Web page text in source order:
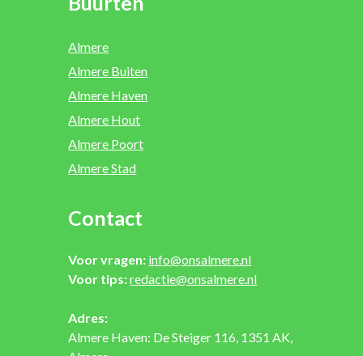
Almere
Almere Buiten
Almere Haven
Almere Hout
Almere Poort
Almere Stad
Contact
Voor vragen: info@onsalmere.nl
Voor tips:redactie@onsalmere.nl
Adres:
Almere Haven: De Steiger 116, 1351 AK,